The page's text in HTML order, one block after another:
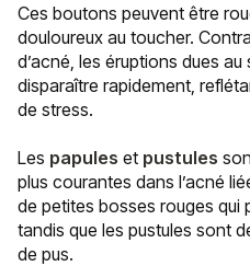
Ces boutons peuvent être
douloureux au toucher.
d’acné, les éruptions dues
disparaître rapidement,
de stress.
Les papules et pustules
plus courantes dans l’acné
de petites bosses rouges qui
tandis que les pustules sont
de pus.